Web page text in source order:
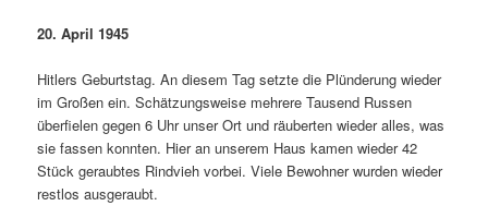
20. April 1945
Hitlers Geburtstag. An diesem Tag setzte die Plünderung wieder
im Großen ein. Schätzungsweise mehrere Tausend Russen
überfielen gegen 6 Uhr unser Ort und räuberten wieder alles, was
sie fassen konnten. Hier an unserem Haus kamen wieder 42
Stück geraubtes Rindvieh vorbei. Viele Bewohner wurden wieder
restlos ausgeraubt.